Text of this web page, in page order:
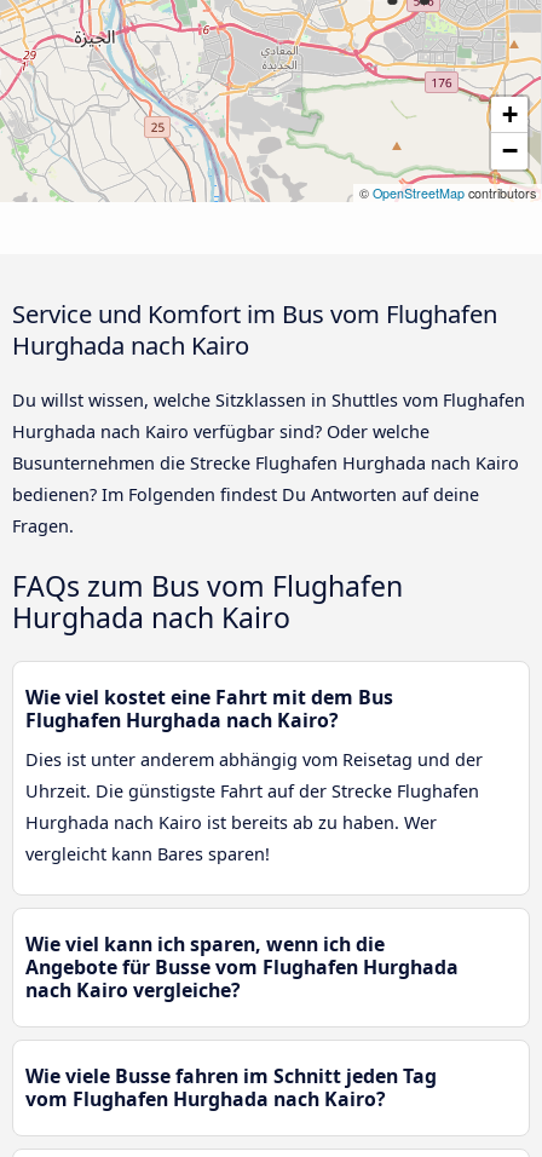
+
−
© OpenStreetMap contributors
Service und Komfort im Bus vom Flughafen
Hurghada nach Kairo
Du willst wissen, welche Sitzklassen in Shuttles vom Flughafen
Hurghada nach Kairo verfügbar sind? Oder welche
Busunternehmen die Strecke Flughafen Hurghada nach Kairo
bedienen? Im Folgenden findest Du Antworten auf deine
Fragen.
FAQs zum Bus vom Flughafen
Hurghada nach Kairo
Wie viel kostet eine Fahrt mit dem Bus
Flughafen Hurghada nach Kairo?
Dies ist unter anderem abhängig vom Reisetag und der
Uhrzeit. Die günstigste Fahrt auf der Strecke Flughafen
Hurghada nach Kairo ist bereits ab zu haben. Wer
vergleicht kann Bares sparen!
Wie viel kann ich sparen, wenn ich die
Angebote für Busse vom Flughafen Hurghada
nach Kairo vergleiche?
Wie viele Busse fahren im Schnitt jeden Tag
vom Flughafen Hurghada nach Kairo?